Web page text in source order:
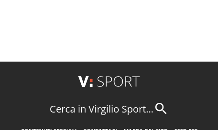
Cerca in Virgilio Sport...